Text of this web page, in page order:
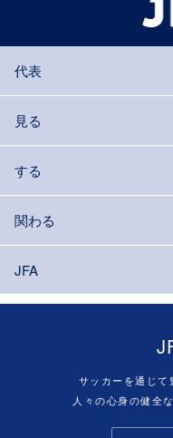
代表
見る
する
関わる
JFA
サッカーを通じて
人々の心身の健全